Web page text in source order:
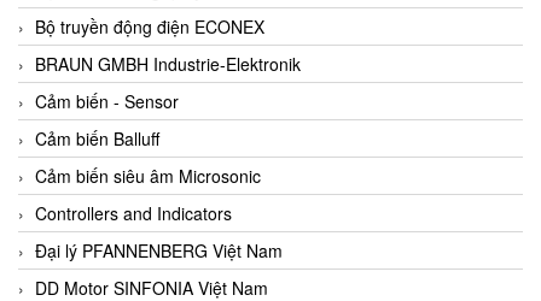
Bộ truyền động điện ECONEX
BRAUN GMBH Industrie-Elektronik
Cảm biến - Sensor
Cảm biến Balluff
Cảm biến siêu âm Microsonic
Controllers and Indicators
Đại lý PFANNENBERG Việt Nam
DD Motor SINFONIA Việt Nam